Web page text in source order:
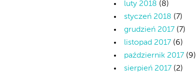
luty 2018 (8)
styczeń 2018 (7)
grudzień 2017 (7)
listopad 2017 (6)
październik 2017 (9)
sierpień 2017 (2)